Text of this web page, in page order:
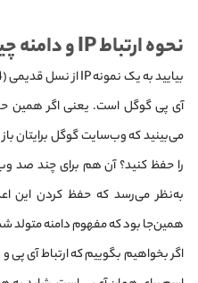
نحوه ارتباط IP و دامنه چیست؟
آی پی گوگل است. یعنی اگر همین حالا
می‌بینید که وب‌سایت گوگل برایتان
را حفظ کنید؟ آن هم برای چند صد
به‌نظر می‌رسد که حفظ کردن این
همین‌جا بود که مفهوم دامنه متولد
اگر بخواهیم بگوییم که ارتباط آی